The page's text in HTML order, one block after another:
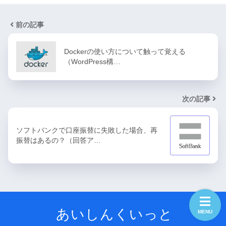
前の記事
Dockerの使い方について触って覚える
（WordPress構…
次の記事
ソフトバンクで口座振替に失敗した場合、再
振替はあるの？（回答ア…
あいしんくいっと MENU